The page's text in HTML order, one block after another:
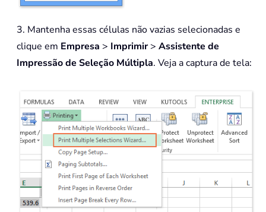
3. Mantenha essas células não vazias selecionadas e
clique em Empresa > Imprimir> Assistente de
Impressão de Seleção Múltipla. Veja a captura de tela: